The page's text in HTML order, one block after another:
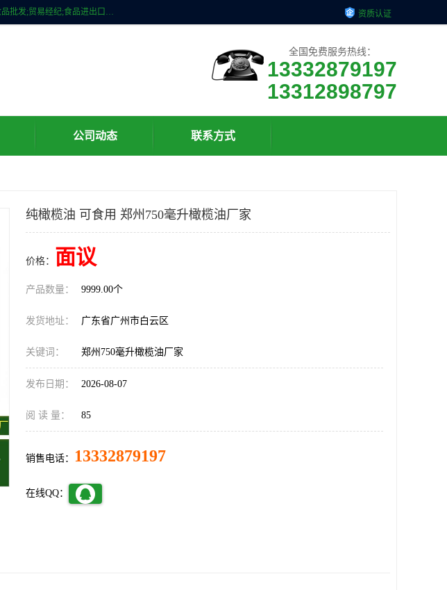
广州维圣橄榄油有限公司成立于2013年，注册地位于广州市白云区。经营范围包括饲料原料销售;畜牧渔业饲料销售;化妆品批发;贸易经纪;食品进出口等，主要产品有：橄榄果渣油，橄榄油，纯橄榄油等。 资质认证
全国免费服务热线：
13332879197
13312898797
公司动态 联系方式
纯橄榄油 可食用 郑州750毫升橄榄油厂家
价格： 面议
产品数量： 9999.00个
发货地址： 广东省广州市白云区
关键词： 郑州750毫升橄榄油厂家
发布日期： 2026-08-07
阅 读 量： 85
销售电话： 13332879197
在线QQ：